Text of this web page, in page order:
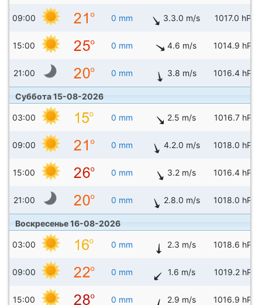
09:00 0 mm 3.3.0 m/s 1017.0 hPa
15:00 0 mm 4.6 m/s 1014.9 hPa
21:00 0 mm 3.8 m/s 1016.4 hPa
Суббота 15-08-2026
03:00 0 mm 2.5 m/s 1016.7 hPa
09:00 0 mm 4.2.0 m/s 1018.0 hPa
15:00 0 mm 3.2 m/s 1016.4 hPa
21:00 0 mm 2.8.0 m/s 1018.0 hPa
Воскресенье 16-08-2026
03:00 0 mm 2.3 m/s 1018.6 hPa
09:00 0 mm 1.6 m/s 1019.2 hPa
15:00 0 mm 2.9 m/s 1016.9 hPa